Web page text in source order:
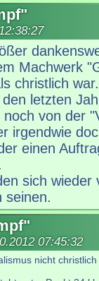
Machwerk
christlich war.
letzten
von der
irgendwie
einen
sich wieder
seinen.
07:45:32
nicht